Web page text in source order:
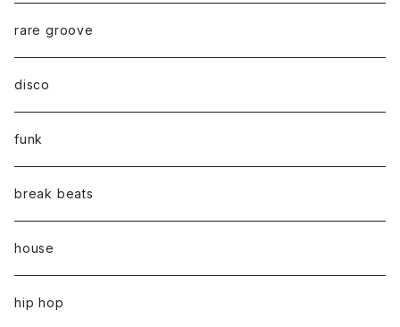
rare groove
disco
funk
break beats
house
hip hop